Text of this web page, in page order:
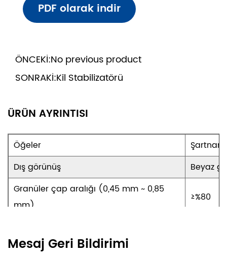
sağlar.PDF olarak indir
ÖNCEKİ:No previous product
SONRAKİ:Kil Stabilizatörü
ÜRÜN AYRINTISI
Öğeler
Dış görünüş
Beyaz
Granüler çap aralığı (0,45 mm ~ 0,85
mm)
≥%80
Yoğunluk, g/cm3
Mesaj Geri Bildirimi